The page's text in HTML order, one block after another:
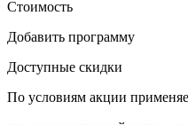
Стоимость
Добавить программу
Доступные скидки
По условиям акции